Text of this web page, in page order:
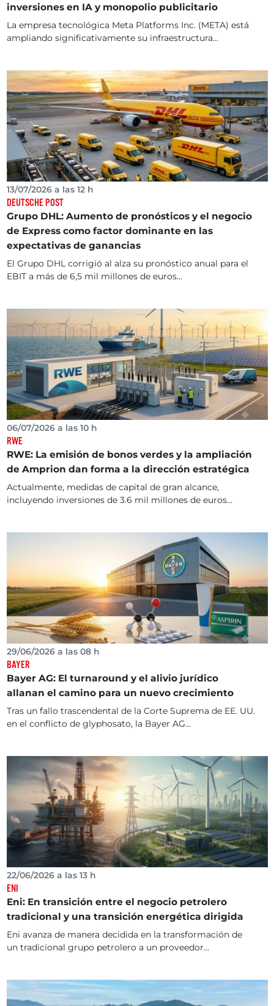
inversiones en IA y monopolio publicitario
La empresa tecnológica Meta Platforms Inc. (META) está
ampliando significativamente su infraestructura...
13/07/2026 a las 12 h
DEUTSCHE POST
Grupo DHL: Aumento de pronósticos y el negocio
de Express como factor dominante en las
expectativas de ganancias
El Grupo DHL corrigió al alza su pronóstico anual para el
EBIT a más de 6,5 mil millones de euros...
06/07/2026 a las 10 h
RWE
RWE: La emisión de bonos verdes y la ampliación
de Amprion dan forma a la dirección estratégica
Actualmente, medidas de capital de gran alcance,
incluyendo inversiones de 3.6 mil millones de euros...
29/06/2026 a las 08 h
BAYER
Bayer AG: El turnaround y el alivio jurídico
allanan el camino para un nuevo crecimiento
Tras un fallo trascendental de la Corte Suprema de EE. UU.
en el conflicto de glyphosato, la Bayer AG...
22/06/2026 a las 13 h
ENI
Eni: En transición entre el negocio petrolero
tradicional y una transición energética dirigida
Eni avanza de manera decidida en la transformación de
un tradicional grupo petrolero a un proveedor...